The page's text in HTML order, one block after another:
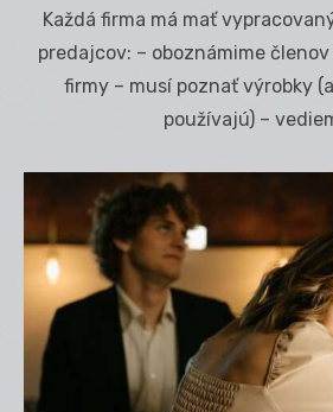
Každá firma má mať
predajcov: – oboznámime
firmy – musí poznať výrobky
používajú) –